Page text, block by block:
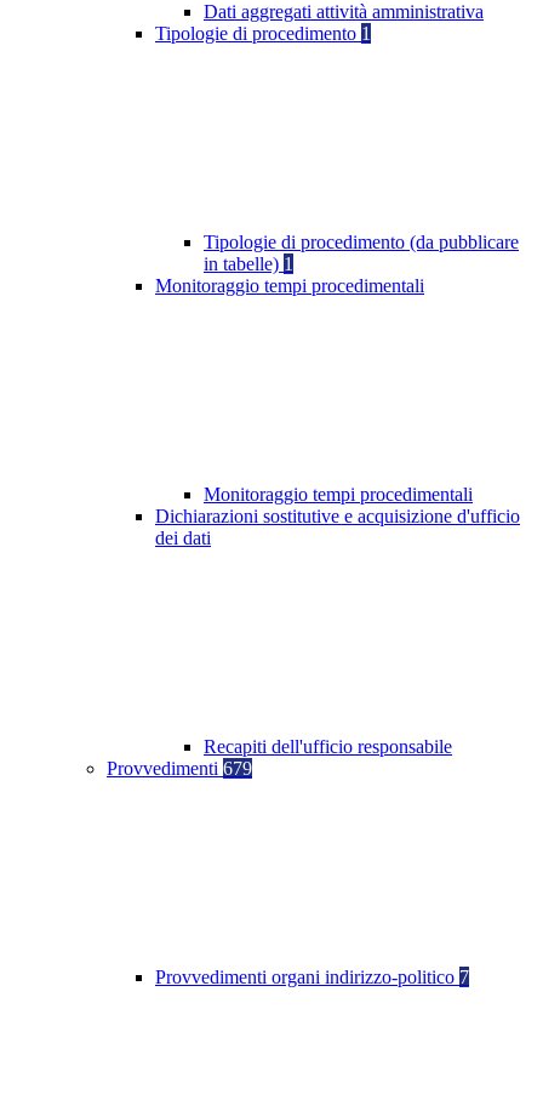
Dati aggregati attività amministrativa
Tipologie di procedimento 1
Tipologie di procedimento (da pubblicare
in tabelle) 1
Monitoraggio tempi procedimentali
Monitoraggio tempi procedimentali
Dichiarazioni sostitutive e acquisizione d'ufficio
dei dati
Recapiti dell'ufficio responsabile
Provvedimenti 679
Provvedimenti organi indirizzo-politico 7